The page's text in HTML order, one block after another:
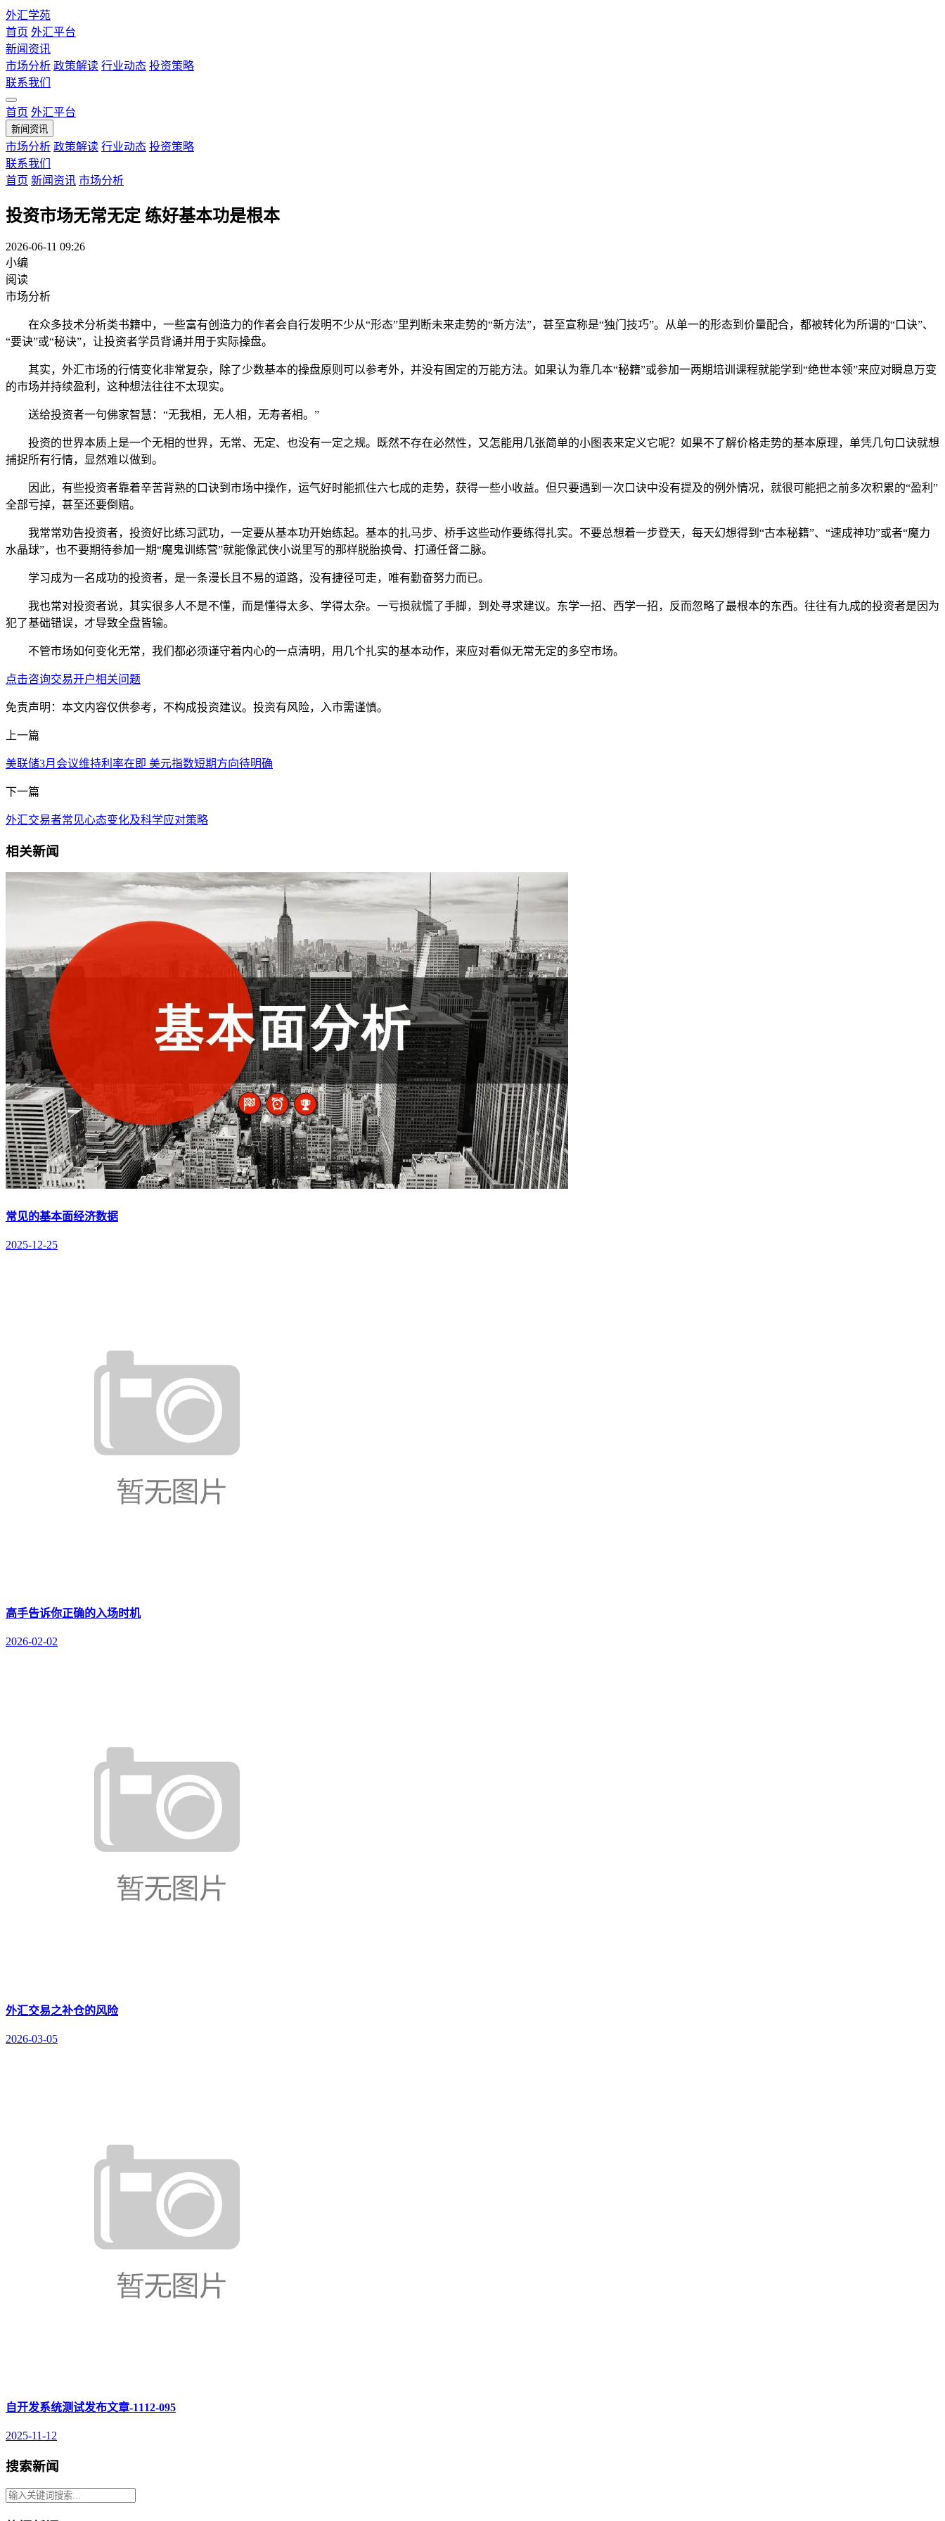
外汇学苑
首页 外汇平台
新闻资讯
市场分析 政策解读 行业动态 投资策略
联系我们
首页 外汇平台
新闻资讯
市场分析 政策解读 行业动态 投资策略
联系我们
首页 新闻资讯 市场分析
投资市场无常无定 练好基本功是根本
2026-06-11 09:26
小编
阅读
市场分析
在众多技术分析类书籍中，一些富有创造力的作者会自行发明不少从“形态”里判断未来走势的“新方法”，甚至宣称是“独门技巧”。从单一的形态到价量配合，都被转化为所谓的“口诀”、
“要诀”或“秘诀”，让投资者学员背诵并用于实际操盘。
其实，外汇市场的行情变化非常复杂，除了少数基本的操盘原则可以参考外，并没有固定的万能方法。如果认为靠几本“秘籍”或参加一两期培训课程就能学到“绝世本领”来应对瞬息万变
的市场并持续盈利，这种想法往往不太现实。
送给投资者一句佛家智慧：“无我相，无人相，无寿者相。”
投资的世界本质上是一个无相的世界，无常、无定、也没有一定之规。既然不存在必然性，又怎能用几张简单的小图表来定义它呢？如果不了解价格走势的基本原理，单凭几句口诀就想
捕捉所有行情，显然难以做到。
因此，有些投资者靠着辛苦背熟的口诀到市场中操作，运气好时能抓住六七成的走势，获得一些小收益。但只要遇到一次口诀中没有提及的例外情况，就很可能把之前多次积累的“盈利”
全部亏掉，甚至还要倒赔。
我常常劝告投资者，投资好比练习武功，一定要从基本功开始练起。基本的扎马步、桥手这些动作要练得扎实。不要总想着一步登天，每天幻想得到“古本秘籍”、“速成神功”或者“魔力
水晶球”，也不要期待参加一期“魔鬼训练营”就能像武侠小说里写的那样脱胎换骨、打通任督二脉。
学习成为一名成功的投资者，是一条漫长且不易的道路，没有捷径可走，唯有勤奋努力而已。
我也常对投资者说，其实很多人不是不懂，而是懂得太多、学得太杂。一亏损就慌了手脚，到处寻求建议。东学一招、西学一招，反而忽略了最根本的东西。往往有九成的投资者是因为
犯了基础错误，才导致全盘皆输。
不管市场如何变化无常，我们都必须谨守着内心的一点清明，用几个扎实的基本动作，来应对看似无常无定的多空市场。
点击咨询交易开户相关问题
免责声明：本文内容仅供参考，不构成投资建议。投资有风险，入市需谨慎。
上一篇
美联储3月会议维持利率在即 美元指数短期方向待明确
下一篇
外汇交易者常见心态变化及科学应对策略
相关新闻
常见的基本面经济数据
2025-12-25
高手告诉你正确的入场时机
2026-02-02
外汇交易之补仓的风险
2026-03-05
自开发系统测试发布文章-1112-095
2025-11-12
搜索新闻